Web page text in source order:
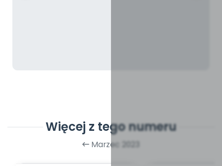
Więcej z tego numeru
Marzec 2023